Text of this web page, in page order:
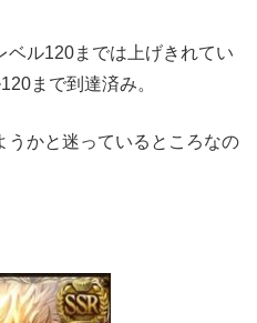
ベル120までは上げきれてい
まで到達済み。
うかと迷っているところなの